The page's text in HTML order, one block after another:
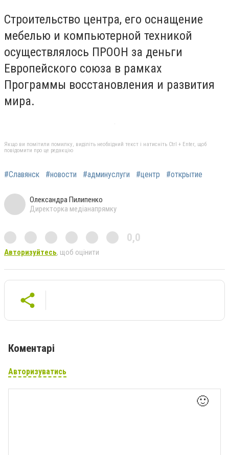
Строительство центра, его оснащение
мебелью и компьютерной техникой
осуществлялось ПРООН за деньги
Европейского союза в рамках
Программы восстановления и развития
мира.
Якщо ви помітили помилку, виділіть необхідний текст і натисніть Ctrl + Enter, щоб
повідомити про це редакцію
#Славянск #новости #админуслуги #центр #открытие
Олександра Пилипенко
Директорка медіанапрямку
0,0
Авторизуйтесь, щоб оцінити
Коментарі
Авторизуватись
🙂